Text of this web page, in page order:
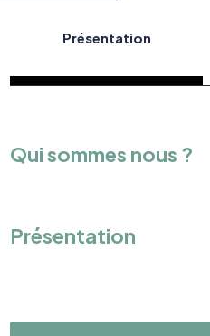
Présentation
Qui sommes nous ?
Présentation